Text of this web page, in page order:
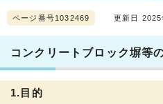
ページ番号1032469 更新日 2025
コンクリートブロック塀等
1.目的